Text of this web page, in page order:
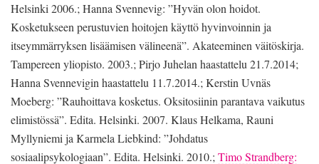
Helsinki 2006.; Hanna Svennevig: ”Hyvän olon hoidot.
Kosketukseen perustuvien hoitojen käyttö hyvinvoinnin ja
itseymmärryksen lisäämisen välineenä”. Akateeminen väitöskirja.
Tampereen yliopisto. 2003.; Pirjo Juhelan haastattelu 21.7.2014;
Hanna Svennevigin haastattelu 11.7.2014.; Kerstin Uvnäs
Moeberg: ”Rauhoittava kosketus. Oksitosiinin parantava vaikutus
elimistössä”. Edita. Helsinki. 2007. Klaus Helkama, Rauni
Myllyniemi ja Karmela Liebkind: ”Johdatus
sosiaalipsykologiaan”. Edita. Helsinki. 2010.; Timo Strandberg: